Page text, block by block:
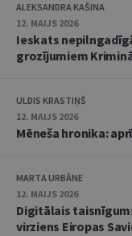
ALEKSANDRA KAŠINA
12. MAIJS 2026
Ieskats
grozījumiem
ULDIS KRASTIŅŠ
12. MAIJS 2026
Mēneša hronika:
MARTA URBĀNE
12. MAIJS 2026
Digitālais
virziens Eiropas